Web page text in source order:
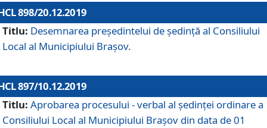
898/20.12.2019
Titlu: Desemnarea preşedintelui de şedinţă al Consiliului
Local al Municipiului Braşov.
897/10.12.2019
Titlu: Aprobarea procesului - verbal al şedinţei ordinare a
Consiliului Local al Municipiului Brașov din data de 01